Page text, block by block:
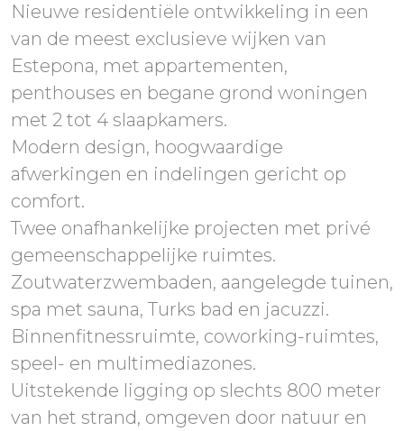
Nieuwe residentiële ontwikkeling in een
van de meest exclusieve wijken van
Estepona, met appartementen,
penthouses en begane grond woningen
met 2 tot 4 slaapkamers.
Modern design, hoogwaardige
afwerkingen en indelingen gericht op
comfort.
Twee onafhankelijke projecten met privé
gemeenschappelijke ruimtes.
Zoutwaterzwembaden, aangelegde tuinen,
spa met sauna, Turks bad en jacuzzi.
Binnenfitnessruimte, coworking-ruimtes,
speel- en multimediazones.
Uitstekende ligging op slechts 800 meter
van het strand, omgeven door natuur en